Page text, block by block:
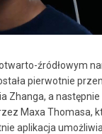
źródłowym
pierwotnie
Zhanga, a
Maxa Thomasa,
aplikacja